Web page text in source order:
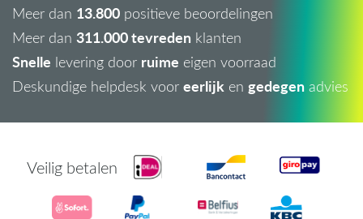
Meer dan 13.800 positieve beoordelingen
Meer dan 311.000 tevreden klanten
Snelle levering door ruime eigen voorraad
Deskundige helpdesk voor eerlijk en gedegen advies
Veilig betalen